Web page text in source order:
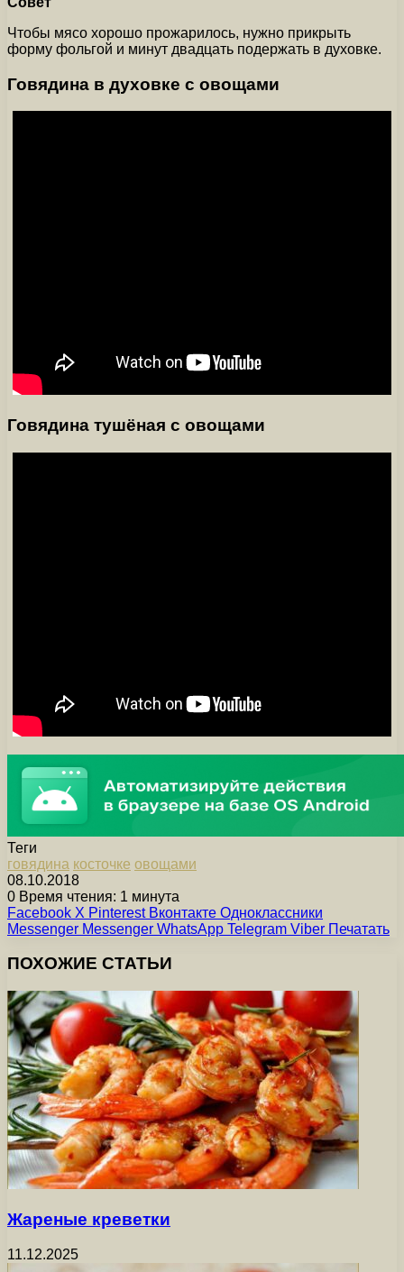
Чтобы мясо хорошо прожарилось, нужно прикрыть
форму фольгой и минут двадцать подержать в духовке.
Говядина в духовке с овощами
Говядина тушёная с овощами
Теги
говядина косточке овощами
08.10.2018
0 Время чтения: 1 минута
Facebook X Pinterest Вконтакте Одноклассники
Messenger Messenger WhatsApp Telegram Viber Печатать
ПОХОЖИЕ СТАТЬИ
Жареные креветки
11.12.2025